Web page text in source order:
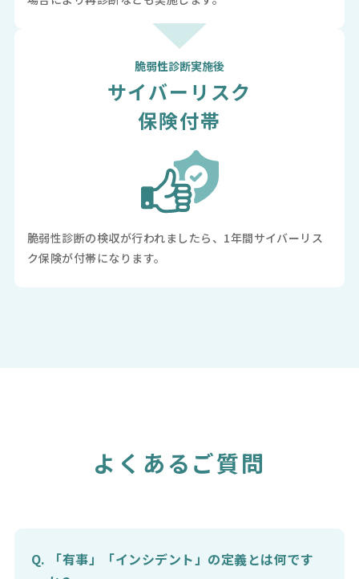
脆弱性診断実施後
サイバーリスク
保険付帯
脆弱性診断の検収が行われましたら、1年間サイバーリス
ク保険が付帯になります。
よくあるご質問
「有事」「インシデント」の定義とは何です